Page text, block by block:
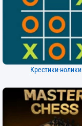
Крестики-нолики